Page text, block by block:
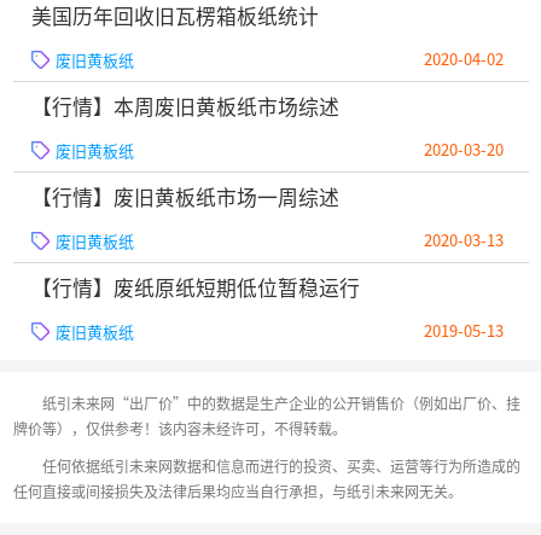
美国历年回收旧瓦楞箱板纸统计
废旧黄板纸 2020-04-02
【行情】本周废旧黄板纸市场综述
废旧黄板纸 2020-03-20
【行情】废旧黄板纸市场一周综述
废旧黄板纸 2020-03-13
【行情】废纸原纸短期低位暂稳运行
废旧黄板纸 2019-05-13
纸引未来网“出厂价”中的数据是生产企业的公开销售价（例如出厂价、挂
牌价等），仅供参考！该内容未经许可，不得转载。
任何依据纸引未来网数据和信息而进行的投资、买卖、运营等行为所造成的
任何直接或间接损失及法律后果均应当自行承担，与纸引未来网无关。